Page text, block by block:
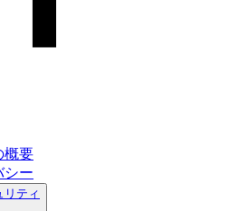
概要
シー
リティ